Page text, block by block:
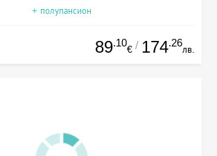
+ полупансион
89.10
€ / 174.26
лв.